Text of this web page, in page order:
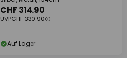
CHF 314.90
UVPCHF 339.90
Auf Lager